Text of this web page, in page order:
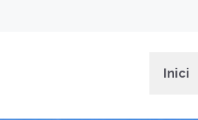
Inici